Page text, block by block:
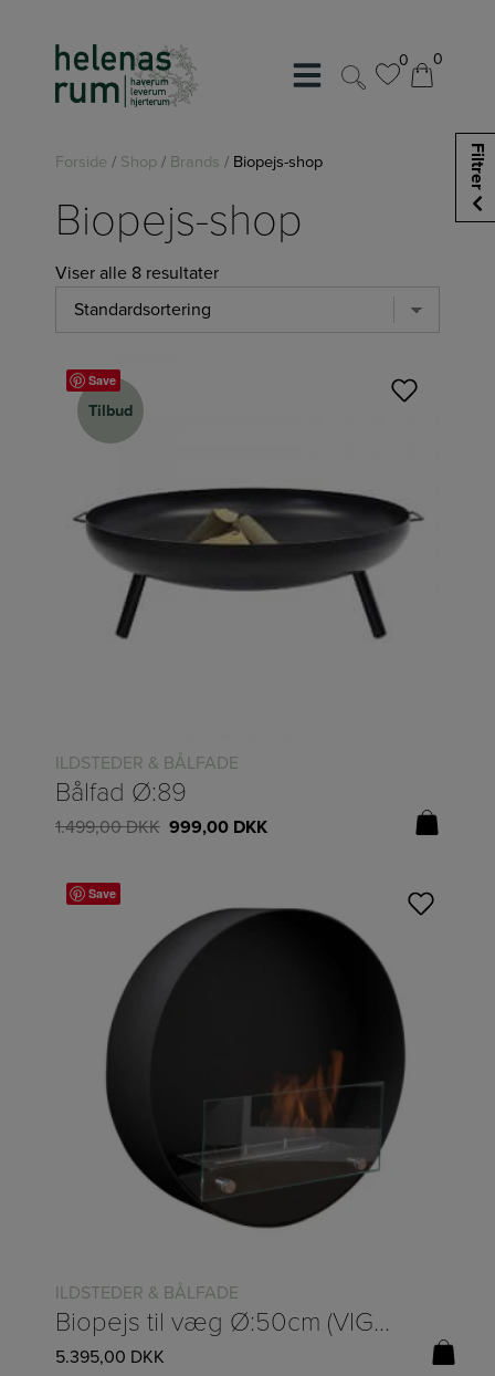
indholdet
0
0 0
0
Forside / Shop/ Brands / Biopejs-shop
Biopejs-shop
Viser alle 8 resultater
Save
Tilbud
Tilbud
ILDSTEDER & BÅLFADE
Bålfad Ø:89
1.499,00DKK 999,00 DKK
Save
ILDSTEDER & BÅLFADE
Biopejs til væg Ø:50cm (VIGTIGT: FØRST PÅ LAGER 25/5-2026)
5.395,00 DKK
Filtrer